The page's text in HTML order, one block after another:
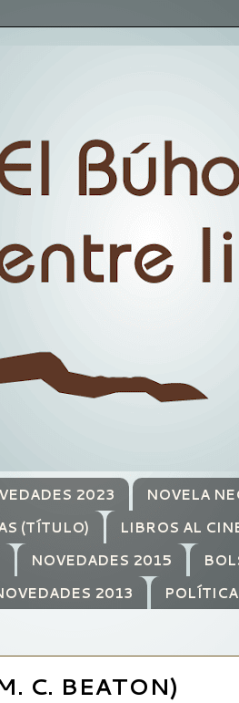
2023 NOVELA
(TÍTULO) LIBROS AL
NOVEDADES 2015
2013
C. BEATON)